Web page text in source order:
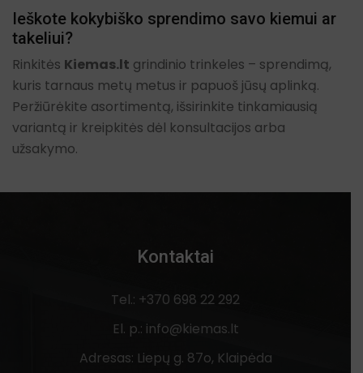
Ieškote kokybiško sprendimo savo kiemui ar
takeliui?
Rinkitės Kiemas.lt grindinio trinkeles – sprendimą,
kuris tarnaus metų metus ir papuoš jūsų aplinką.
Peržiūrėkite asortimentą, išsirinkite tinkamiausią
variantą ir kreipkitės dėl konsultacijos arba
užsakymo.
Kontaktai
Tel.: +370 698 22 292
El. p.: info@kiemas.lt
Adresas: Liepų g. 87o, Klaipėda